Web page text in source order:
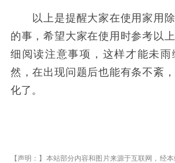
以上是提醒大家在使用家用除
的事，希望大家在使用时参考以
细阅读注意事项，这样才能未雨
然，在出现问题后也能有条不紊
化了。
【声明：】本站部分内容和图片来源于互联网，经